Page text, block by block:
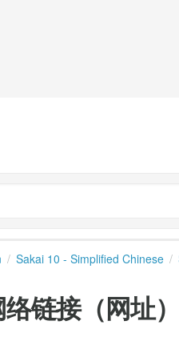
Sakai 10 - Simplified Chinese
链接（网址